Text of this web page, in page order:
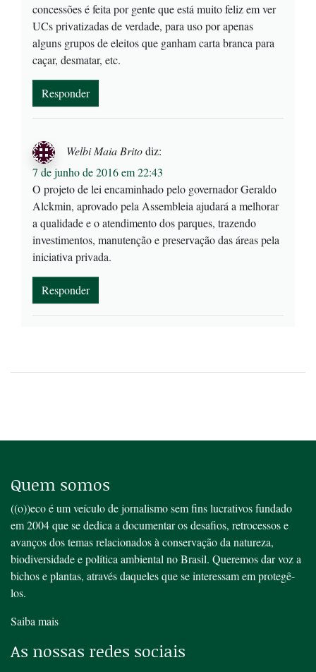
concessões é feita por gente que está muito feliz em ver
UCs privatizadas de verdade, para uso por apenas
alguns grupos de eleitos que ganham carta branca para
caçar, desmatar, etc.
Responder
Welbi Maia Britodiz:
7 de junho de 2016 em 22:43
O projeto de lei encaminhado pelo governador Geraldo
Alckmin, aprovado pela Assembleia ajudará a melhorar
a qualidade e o atendimento dos parques, trazendo
investimentos, manutenção e preservação das áreas pela
iniciativa privada.
Responder
Quem somos
((o))eco é um veículo de jornalismo sem fins lucrativos fundado
em 2004 que se dedica a documentar os desafios, retrocessos e
avanços dos temas relacionados à conservação da natureza,
biodiversidade e política ambiental no Brasil. Queremos dar voz a
bichos e plantas, através daqueles que se interessam em protegê-
los.
Saiba mais
As nossas redes sociais